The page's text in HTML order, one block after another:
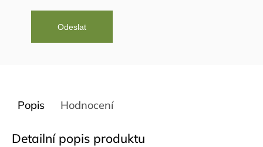
Popis Hodnocení
Detailní popis produktu